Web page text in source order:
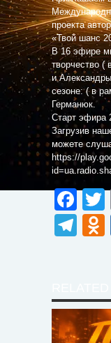
проекта
«Твой шанс
В 16 эфире
творчество
и
сезоне: ( в
Германюк.
Старт эфира
Загрузив
можете
https://